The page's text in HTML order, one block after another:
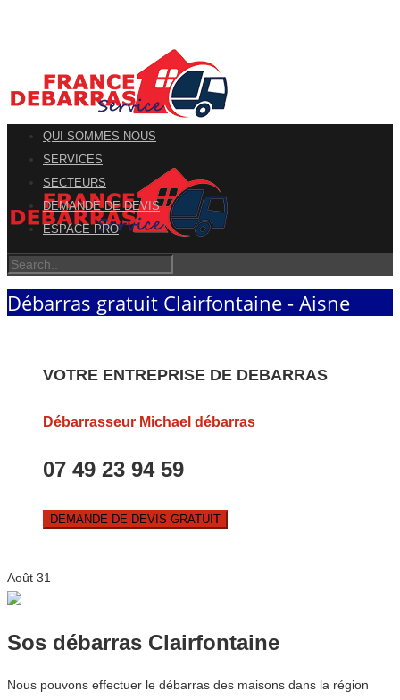
QUI SOMMES-NOUS
SERVICES
SECTEURS
DEMANDE DE DEVIS
ESPACE PRO
Débarras gratuit Clairfontaine - Aisne
VOTRE ENTREPRISE DE DEBARRAS
Débarrasseur Michael débarras
07 49 23 94 59
DEMANDE DE DEVIS GRATUIT
Août 31
Sos débarras Clairfontaine
Nous pouvons effectuer le débarras des maisons dans la région